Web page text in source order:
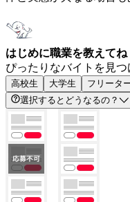
はじめに職業を教えてね
ぴったりなバイトを見つ
高校生 大学生 フリータ
選択するとどうなるの？